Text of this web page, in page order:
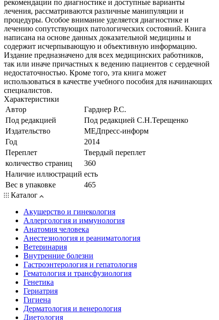
рекомендации по диагностике и доступные варианты
лечения, рассматриваются различные манипуляции и
процедуры. Особое внимание уделяется диагностике и
лечению сопутствующих патологических состояний. Книга
написана на основе данных доказательной медицины и
содержит исчерпывающую и объективную информацию.
Издание предназначено для всех медицинских работников,
так или иначе причастных к ведению пациентов с сердечной
недостаточностью. Кроме того, эта книга может
использоваться в качестве учебного пособия для начинающих
специалистов.
Характеристики
Автор
Гарднер Р.С.
Под редакцией
Под редакцией С.Н.Терещенко
Издательство
МЕДпресс-информ
Год
2014
Переплет
Твердый переплет
количество страниц
360
Наличие иллюстраций есть
Вес в упаковке
465
Каталог
Акушерство и гинекология
Аллергология и иммунология
Анатомия человека
Анестезиология и реаниматология
Ветеринария
Внутренние болезни
Гастроэнтерология и гепатология
Гематология и трансфузиология
Генетика
Гериатрия
Гигиена
Дерматология и венерология
Диетология